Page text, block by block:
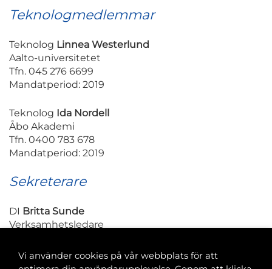
Teknologmedlemmar
Teknolog Linnea Westerlund
Aalto-universitetet
Tfn. 045 276 6699
Mandatperiod: 2019
Teknolog Ida Nordell
Åbo Akademi
Tfn. 0400 783 678
Mandatperiod: 2019
Sekreterare
DI Britta Sunde
Verksamhetsledare
Tfn. 050 569 1463
Vi använder cookies på vår webbplats för att